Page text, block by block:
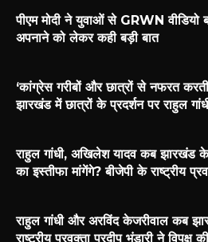
पीएम मोदी ने युवाओं से GRWN
अपनाने को लेकर कही बड़ी बात
‘कांग्रेस गरीबों और छात्रों से नफरत करती
झारखंड में छात्रों के प्रदर्शन पर राहुल
राहुल गांधी, अखिलेश यादव कब झारखंड के
का इस्तीफा मांगेंगे? बीजेपी के राष्ट्रीय
राहुल गांधी और अरविंद केजरीवाल कब
राष्ट्रीय प्रवक्ता प्रदीप भंडारी ने विपक्ष